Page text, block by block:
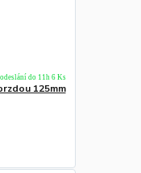
125mm
do 11h 6 Ks